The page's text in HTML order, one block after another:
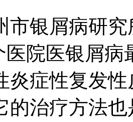
市银屑病研
医院医银屑
炎症性复发
的治疗方法